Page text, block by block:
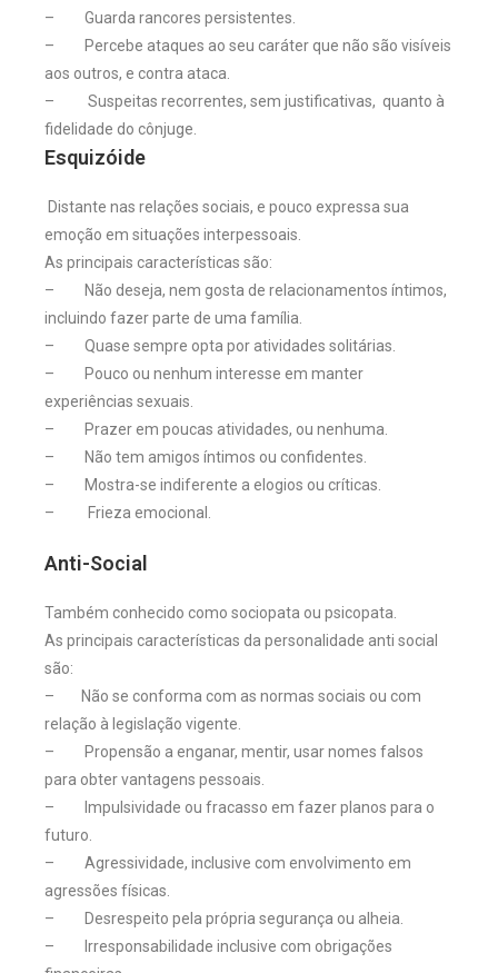
– Guarda rancores persistentes.
– Percebe ataques ao seu caráter que não são visíveis
aos outros, e contra ataca.
– Suspeitas recorrentes, sem justificativas, quanto à
fidelidade do cônjuge.
Esquizóide
Distante nas relações sociais, e pouco expressa sua
emoção em situações interpessoais.
As principais características são:
– Não deseja, nem gosta de relacionamentos íntimos,
incluindo fazer parte de uma família.
– Quase sempre opta por atividades solitárias.
– Pouco ou nenhum interesse em manter
experiências sexuais.
– Prazer em poucas atividades, ou nenhuma.
– Não tem amigos íntimos ou confidentes.
– Mostra-se indiferente a elogios ou críticas.
– Frieza emocional.
Anti-Social
Também conhecido como sociopata ou psicopata.
As principais características da personalidade anti social
são:
– Não se conforma com as normas sociais ou com
relação à legislação vigente.
– Propensão a enganar, mentir, usar nomes falsos
para obter vantagens pessoais.
– Impulsividade ou fracasso em fazer planos para o
futuro.
– Agressividade, inclusive com envolvimento em
agressões físicas.
– Desrespeito pela própria segurança ou alheia.
– Irresponsabilidade inclusive com obrigações